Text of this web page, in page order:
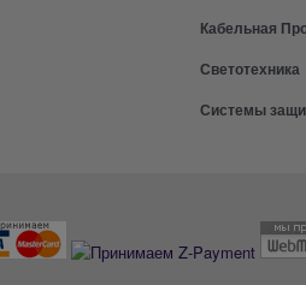
Кабельная
Светотехника
Системы